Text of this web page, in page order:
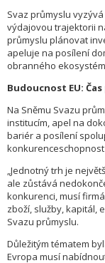
Svaz průmyslu
výdajovou trajektorii
průmyslu plánovat
apeluje na posílení
obranného
Budoucnost EU:
Na Sněmu Svazu
institucím, apel na
bariér a posílení
„Jednotný trh je
ale zůstává
konkurenci, musí
zboží, služby, kapitál,
Svazu průmyslu.
Důležitým tématem
Evropa musí